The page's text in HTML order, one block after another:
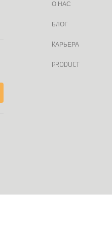
О НАС
БЛОГ
KАРЬЕРА
PRODUCT